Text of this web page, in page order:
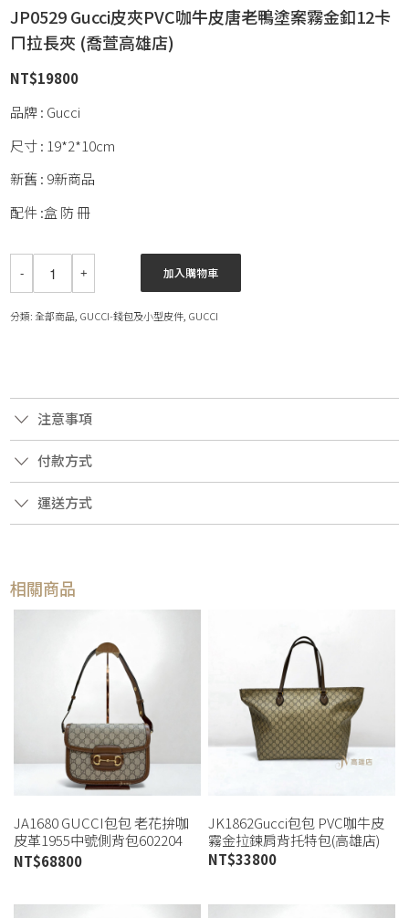
JP0529 Gucci皮夾PVC咖牛皮唐老鴨塗案霧金釦12卡
ㄇ拉長夾 (喬萱高雄店)
NT$19800
品牌 : Gucci
尺寸 : 19*2*10cm
新舊 : 9新商品
配件 :盒 防 冊
加入購物車
分類:全部商品 GUCCI-錢包及小型皮件 GUCCI
注意事項
付款方式
運送方式
相關商品
JA1680 GUCCI包包 老花拚咖
皮革1955中號側背包602204
(桃園店)
NT$68800
JK1862Gucci包包 PVC咖牛皮
霧金拉鍊肩背托特包(高雄店)
NT$33800